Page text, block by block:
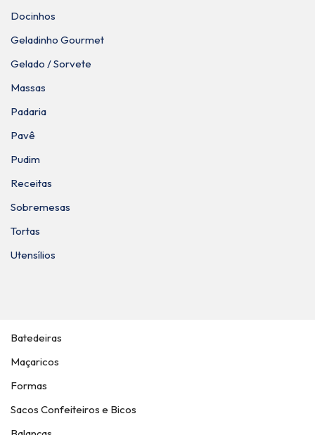
Docinhos
Geladinho Gourmet
Gelado / Sorvete
Massas
Padaria
Pavê
Pudim
Receitas
Sobremesas
Tortas
Utensílios
Batedeiras
Maçaricos
Formas
Sacos Confeiteiros e Bicos